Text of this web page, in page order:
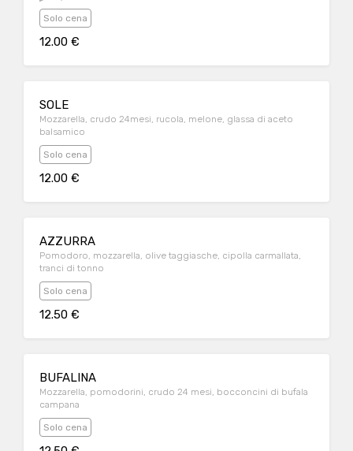
Solo cena
12.00 €
SOLE
Mozzarella, crudo 24mesi, rucola, melone, glassa di aceto
balsamico
Solo cena
12.00 €
AZZURRA
Pomodoro, mozzarella, olive taggiasche, cipolla carmallata,
tranci di tonno
Solo cena
12.50 €
BUFALINA
Mozzarella, pomodorini, crudo 24 mesi, bocconcini di bufala
campana
Solo cena